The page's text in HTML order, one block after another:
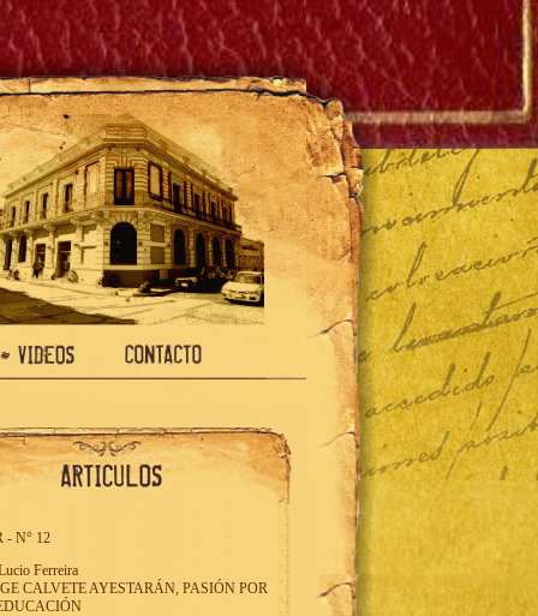
- N° 12
Ferreira
CALVETE AYESTARÁN, PASIÓN POR